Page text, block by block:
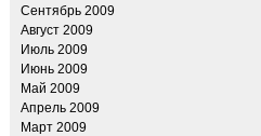
Сентябрь 2009
Август 2009
Июль 2009
Июнь 2009
Май 2009
Апрель 2009
Март 2009